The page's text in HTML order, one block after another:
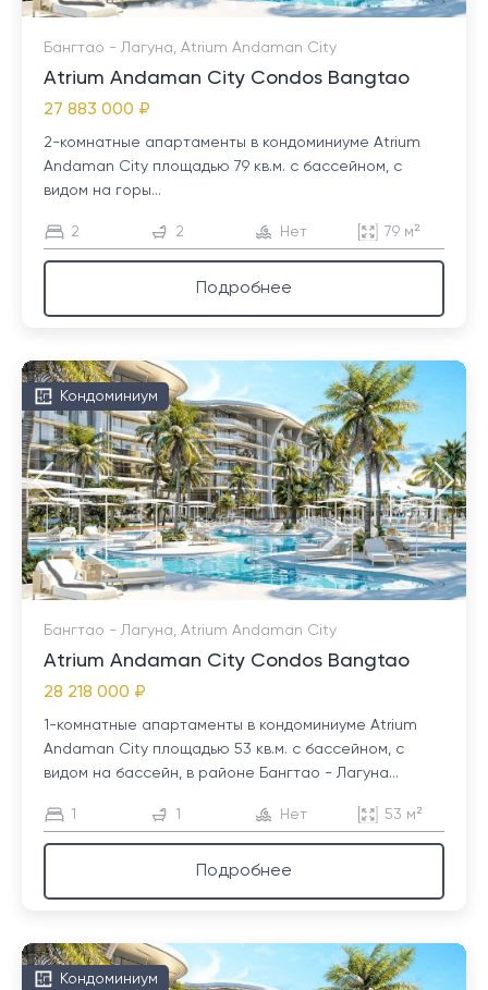
Бангтао - Лагуна, Atrium Andaman City
Atrium Andaman City Condos Bangtao
27 883 000 ₽
2-комнатные апартаменты в кондоминиуме Atrium
Andaman City площадью 79 кв.м. с бассейном, с
видом на горы...
2 2 Нет 79 м²
Подробнее
Кондоминиум
Бангтао - Лагуна, Atrium Andaman City
Atrium Andaman City Condos Bangtao
28 218 000 ₽
1-комнатные апартаменты в кондоминиуме Atrium
Andaman City площадью 53 кв.м. с бассейном, с
видом на бассейн, в районе Бангтао - Лагуна...
1 1 Нет 53 м²
Подробнее
Кондоминиум